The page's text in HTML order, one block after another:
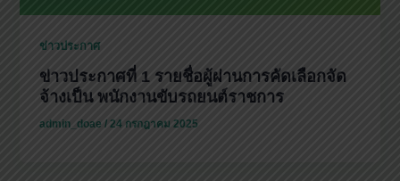
ข่าวประกาศ
ข่าวประกาศที่ 1 รายชื่อผู้ผ่านการคัดเลือกจัด
จ้างเป็น พนักงานขับรถยนต์ราชการ
admin_doae/24 กรกฎาคม 2025